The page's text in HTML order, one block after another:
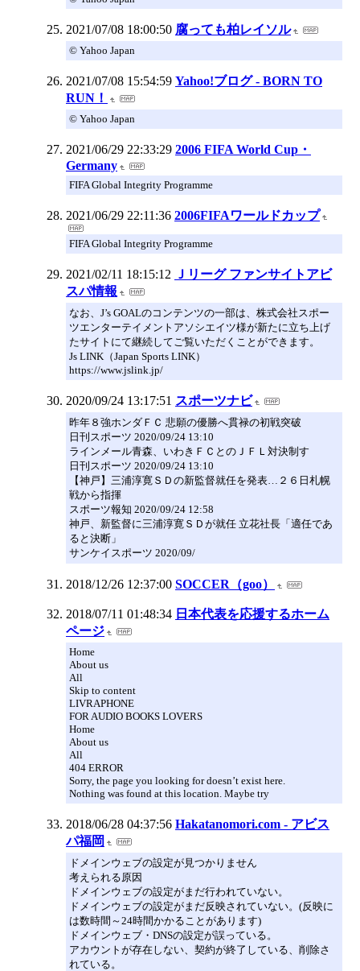
2021/07/08 18:00:50 腐っても柏レイソル
© Yahoo Japan
2021/07/08 15:54:59 Yahoo!ブログ - BORN TO
RUN！
© Yahoo Japan
2021/06/29 22:33:29 2006 FIFA World Cup・
Germany
FIFA Global Integrity Programme
2021/06/29 22:11:36 2006FIFAワールドカップ
FIFA Global Integrity Programme
2021/02/11 18:15:12 Ｊリーグ ファンサイトアビ
スパ情報
なお、J’s GOALのコンテンツの一部は、株式会社スポー
ツエンターテイメントアソシエイツ様が新たに立ち上げ
たサイトにて継続してご覧いただくことができます。
Js LINK（Japan Sports LINK）
https://www.jslink.jp/
2020/09/24 13:17:51 スポーツナビ
昨年８強ホンダＦＣ 悲願の優勝へ貫禄の初戦突破
日刊スポーツ 2020/09/24 13:10
ラインメール青森、いわきＦＣとのＪＦＬ対決制す
日刊スポーツ 2020/09/24 13:10
【神戸】三浦淳寛ＳＤの新監督就任を発表…２６日札幌
戦から指揮
スポーツ報知 2020/09/24 12:58
神戸、新監督に三浦淳寛ＳＤが就任 立花社長「適任であ
ると決断」
サンケイスポーツ 2020/09/
2018/12/26 12:37:00 SOCCER（goo）
2018/07/11 01:48:34 日本代表を応援するホーム
ページ
Home
About us
All
Skip to content
LIVRAPHONE
FOR AUDIO BOOKS LOVERS
Home
About us
All
404 ERROR
Sorry, the page you looking for doesn’t exist here.
Nothing was found at this location. Maybe try
2018/06/28 04:37:56 Hakatanomori.com - アビス
パ福岡
ドメインウェブの設定が見つかりません
考えられる原因
ドメインウェブの設定がまだ行われていない。
ドメインウェブの設定がまだ反映されていない。(反映に
は数時間～24時間かかることがあります)
ドメインウェブ・DNSの設定が誤っている。
アカウントが存在しない、契約が終了している、削除さ
れている。